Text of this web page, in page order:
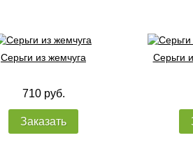
Серьги из жемчуга
710 руб.
Заказать
Серьги